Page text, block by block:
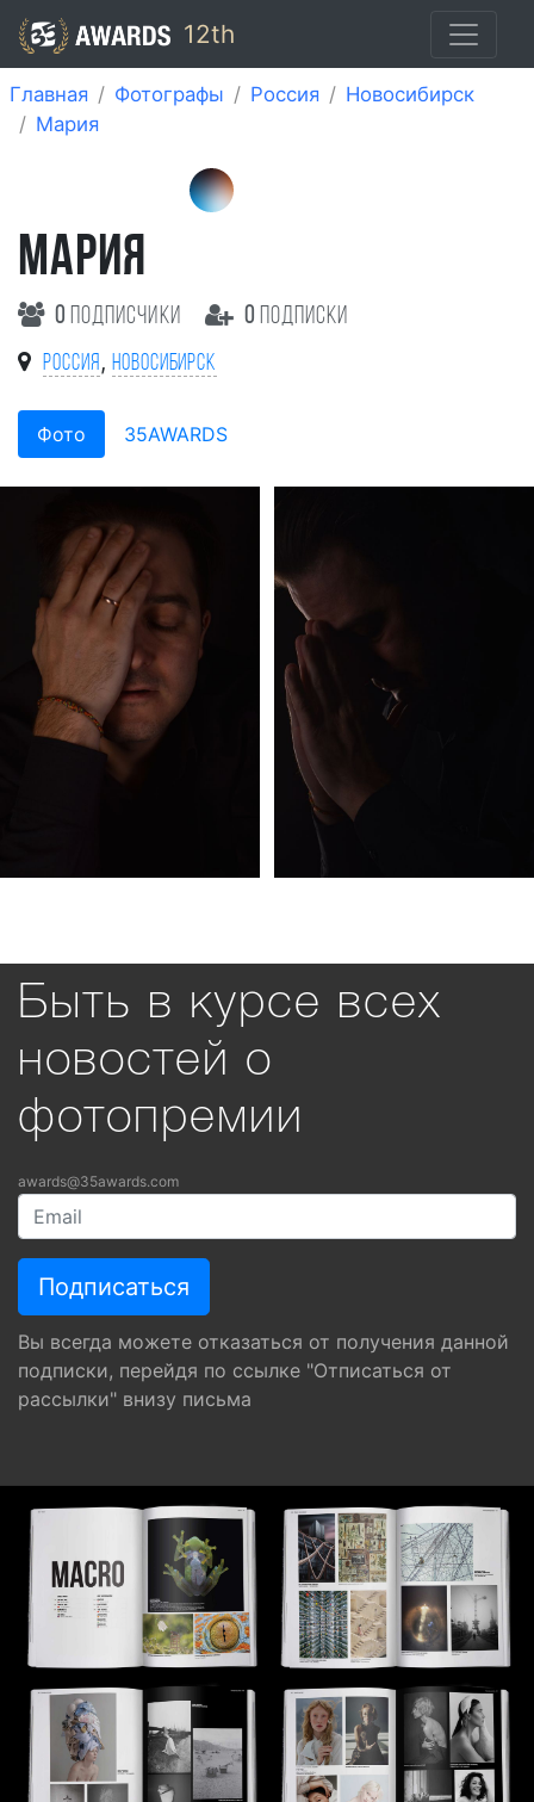
12th
Главная Фотографы Россия
Новосибирск
Мария
МАРИЯ
0 подписчики 0 подписки
Россия , Новосибирск
Фото 35AWARDS
Быть в курсе всех
новостей о
фотопремии
awards@35awards.com
Вы всегда можете отказаться от получения данной
подписки, перейдя по ссылке "Отписаться от
рассылки" внизу письма